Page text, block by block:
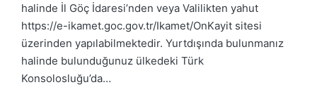
halinde İl Göç İdaresi’nden veya Valilikten yahut
https://e-ikamet.goc.gov.tr/Ikamet/OnKayit sitesi
üzerinden yapılabilmektedir. Yurtdışında bulunmanız
halinde bulunduğunuz ülkedeki Türk
Konsolosluğu’da…